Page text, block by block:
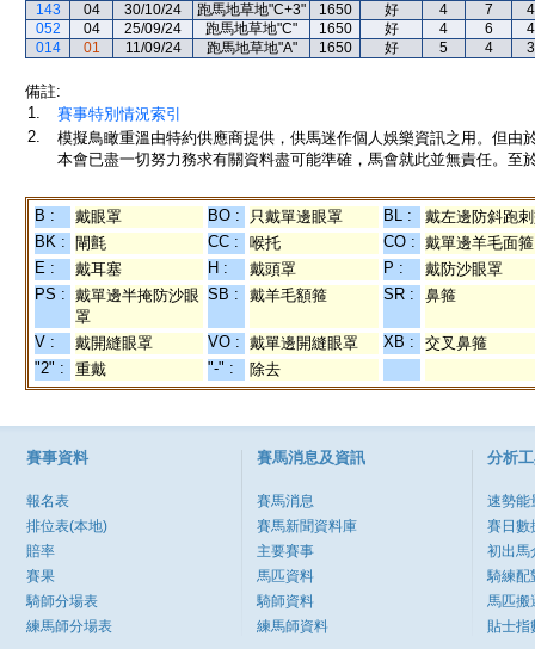
143
04 30/10/24 跑馬地草地"C+3" 1650 好 4 7
052
04 25/09/24 跑馬地草地"C" 1650 好 4 6
014
01 11/09/24 跑馬地草地"A" 1650 好 5 4
備註:
1.
賽事特別情況索引
2.
模擬鳥瞰重溫由特約供應商提供，供馬迷作個人娛樂資訊之用。但
本會已盡一切努力務求有關資料盡可能準確，馬會就此並無責任。至
B : 戴眼罩 BO : 只戴單邊眼罩 BL :
戴左邊防斜跑
BK :
閘氈 CC : 喉托 CO : 戴單邊羊毛面箍
E :
戴耳塞 H : 戴頭罩 P :
戴防沙眼罩
PS : 戴單邊半掩防沙眼
罩
SB : 戴羊毛額箍 SR : 鼻箍
V : 戴開縫眼罩 VO : 戴單邊開縫眼罩 XB :
交叉鼻箍
"2" :
重戴 "-" : 除去
賽事資料
報名表
排位表(本地)
賠率
賽果
騎師分場表
練馬師分場表
賽馬消息及資訊
賽馬消息
賽馬新聞資料庫
主要賽事
馬匹資料
騎師資料
練馬師資料
分析
速勢能
賽日數
初出馬
騎練配
馬匹搬
貼士指